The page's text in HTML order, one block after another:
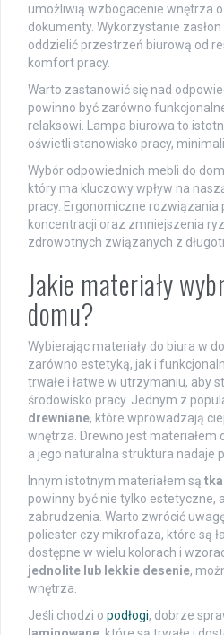
umożliwią wzbogacenie wnętrza
dokumenty. Wykorzystanie zasłon
oddzielić przestrzeń biurową od
komfort pracy.
Warto zastanowić się nad
powinno być zarówno
relaksowi. Lampa biurowa to
oświetli stanowisko pracy,
Wybór odpowiednich mebli do
który ma kluczowy wpływ na
pracy. Ergonomiczne rozwiązania
koncentracji oraz zmniejszenia
zdrowotnych związanych z
Jakie materiały
domu?
Wybierając materiały do biura w
zarówno estetyką, jak i
trwałe i łatwe w utrzymaniu, aby
środowisko pracy. Jednym z
drewniane, które wprowadzają
wnętrza. Drewno jest materiałem
a jego naturalna struktura nadaje
Innym istotnym materiałem są
powinny być nie tylko estetyczne,
zabrudzenia. Warto zwrócić
poliester czy mikrofaza, które są
dostępne w wielu kolorach i
jednolite lub lekkie desenie,
wnętrza.
Jeśli chodzi o podłogi, dobrze